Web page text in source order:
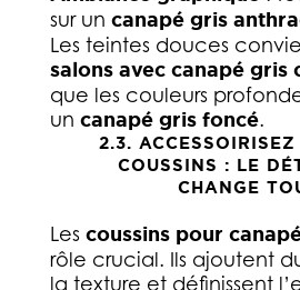
sur un canapé gris
Les teintes douces
salons avec canapé gris
que les couleurs
un canapé gris foncé.
2.3. ACCESSOIRISEZ
COUSSINS : LE
CHANGE
Les coussins pour
rôle crucial. Ils ajoutent
la texture et définissent